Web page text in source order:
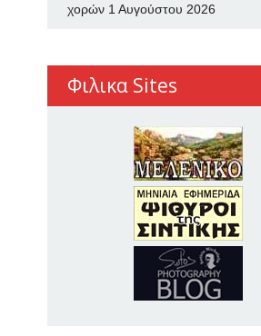
χορών 1 Αυγούστου 2026
Φιλικα Sites